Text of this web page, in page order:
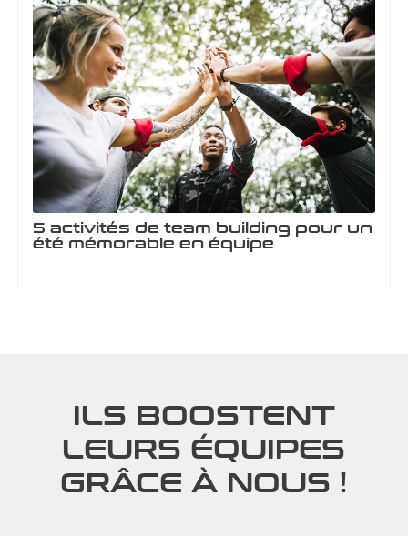
5 activités de team building pour un
été mémorable en équipe
ILS BOOSTENT
LEURS ÉQUIPES
GRÂCE À NOUS !